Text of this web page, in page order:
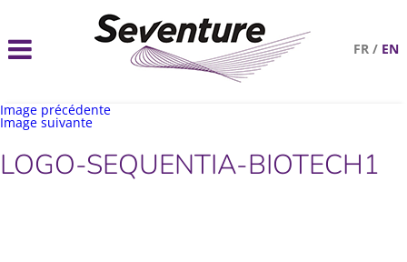
FR / EN
Image précédente
Image suivante
LOGO-SEQUENTIA-BIOTECH1